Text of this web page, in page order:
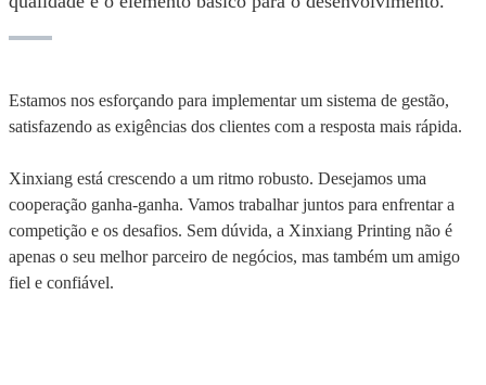
Estamos nos esforçando para implementar um sistema de gestão,
satisfazendo as exigências dos clientes com a resposta mais rápida.
Xinxiang está crescendo a um ritmo robusto. Desejamos uma
cooperação ganha-ganha. Vamos trabalhar juntos para enfrentar a
competição e os desafios. Sem dúvida, a Xinxiang Printing não é
apenas o seu melhor parceiro de negócios, mas também um amigo
fiel e confiável.